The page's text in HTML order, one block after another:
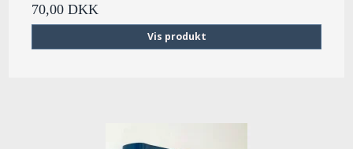
70,00 DKK
Vis produkt